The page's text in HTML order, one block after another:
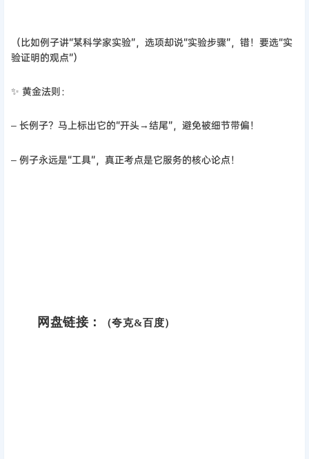
（比如例子讲“某科学家实验”，选项却说“实验步骤”，错！要选“实
验证明的观点”）
✨ 黄金法则：
– 长例子？马上标出它的“开头→结尾”，避免被细节带偏！
– 例子永远是“工具”，真正考点是它服务的核心论点！
网盘链接： （夸克&百度）